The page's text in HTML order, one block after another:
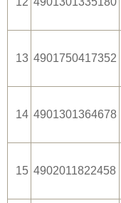
13 4901750417352
14 4901301364678
15 4902011822458